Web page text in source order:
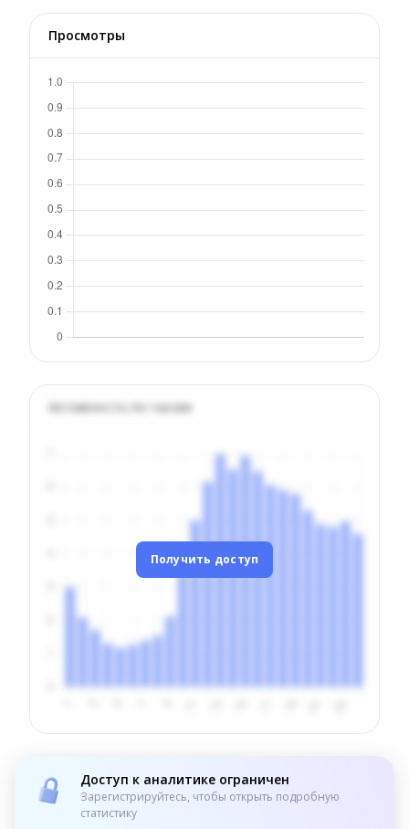
Просмотры
Активность по часам
Получить доступ
Доступ к аналитике ограничен
Зарегистрируйтесь, чтобы открыть подробную
статистику